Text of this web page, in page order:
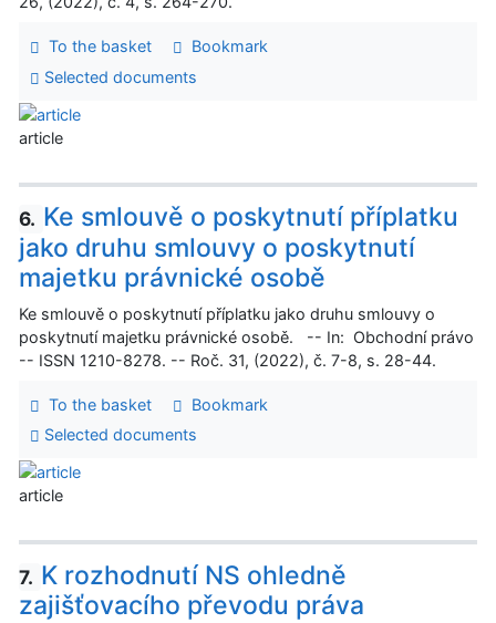
To the basket
Bookmark
Selected documents
article
6. Ke smlouvě o poskytnutí příplatku
jako druhu smlouvy o poskytnutí
majetku právnické osobě
Ke smlouvě o poskytnutí příplatku jako druhu smlouvy o
poskytnutí majetku právnické osobě. -- In: Obchodní právo
-- ISSN 1210-8278. -- Roč. 31, (2022), č. 7-8, s. 28-44.
To the basket
Bookmark
Selected documents
article
7. K rozhodnutí NS ohledně
zajišťovacího převodu práva